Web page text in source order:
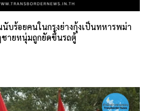
บร้อยคนในกรุงย่างกุ้งเป็นทหารพม่า
ายหนุ่มถูกยัดขึ้นรถตู้